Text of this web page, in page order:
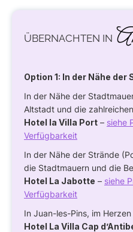
ÜBERNACHTEN IN
Option 1: In der Nähe der
In der Nähe der
Altstadt und die
Hotel la Villa Port – siehe
Verfügbarkeit
In der Nähe der Strände
die Stadtmauern und die
Hotel La Jabotte – siehe
Verfügbarkeit
In Juan-les-Pins, im
Hotel La Villa Cap